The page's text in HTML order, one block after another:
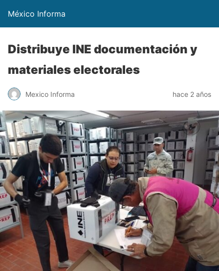
México Informa
Distribuye INE documentación y
materiales electorales
Mexico Informa hace 2 años